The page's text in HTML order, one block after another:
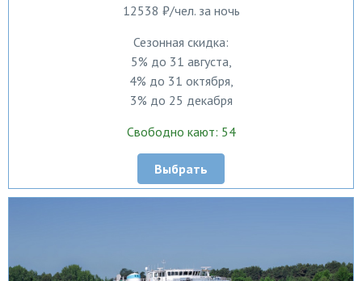
12538 ₽/чел. за ночь
Сезонная скидка:
5% до 31 августа,
4% до 31 октября,
3% до 25 декабря
Свободно кают: 54
Выбрать